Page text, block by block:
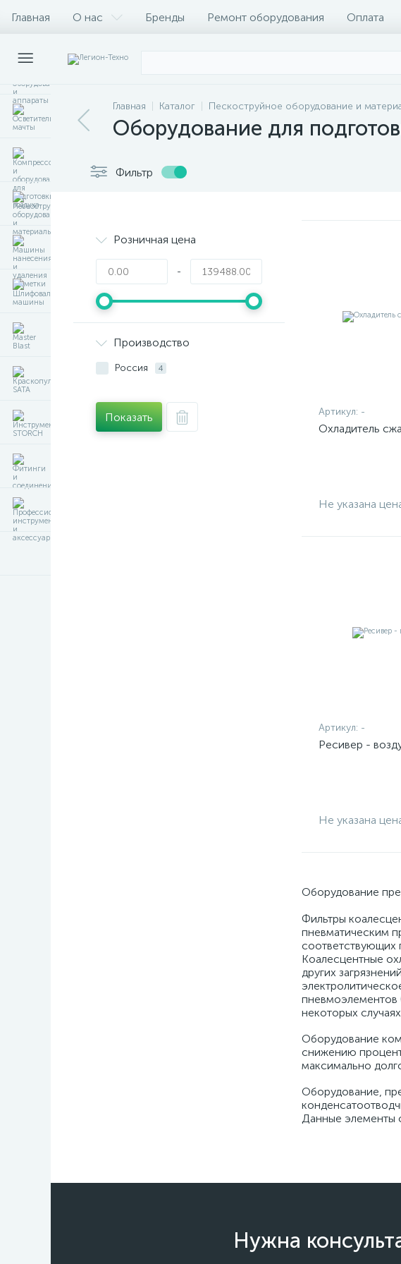
Главная О нас Бренды Ремонт оборудования Оплата
Главная Каталог Пескоструйное оборудование и
Оборудование для
Фильтр
Розничная цена
-
Производство
Россия 4
Показать Артикул: -
Охладитель
Не указана
Артикул: -
Ресивер -
Не указана
Оборудование
Фильтры
пневматическим
соответствующих
Коалесцентные
других
пневмоэлементов
некоторых
Оборудование
снижению
максимально
Оборудование,
Данные элементы
Нужна